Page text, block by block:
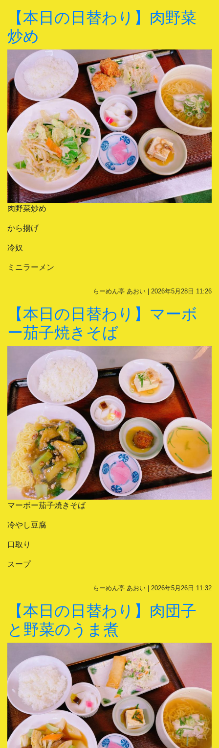
【本日の日替わり】肉野菜
炒め
肉野菜炒め
から揚げ
冷奴
ミニラーメン
らーめん亭 あおい | 2026年5月28日 11:26
【本日の日替わり】マーボ
ー茄子焼きそば
マーボー茄子焼きそば
冷やし豆腐
口取り
スープ
らーめん亭 あおい | 2026年5月26日 11:32
【本日の日替わり】肉団子
と野菜のうま煮